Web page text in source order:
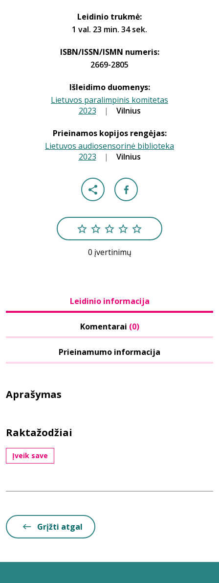
Leidinio trukmė:
1 val. 23 min. 34 sek.
ISBN/ISSN/ISMN numeris:
2669-2805
Išleidimo duomenys:
Lietuvos paralimpinis komitetas
2023 | Vilnius
Prieinamos kopijos rengėjas:
Lietuvos audiosensorinė biblioteka
2023 | Vilnius
0 įvertinimų
Leidinio informacija
Komentarai (0)
Prieinamumo informacija
Aprašymas
Raktažodžiai
Įveik save
Grįžti atgal